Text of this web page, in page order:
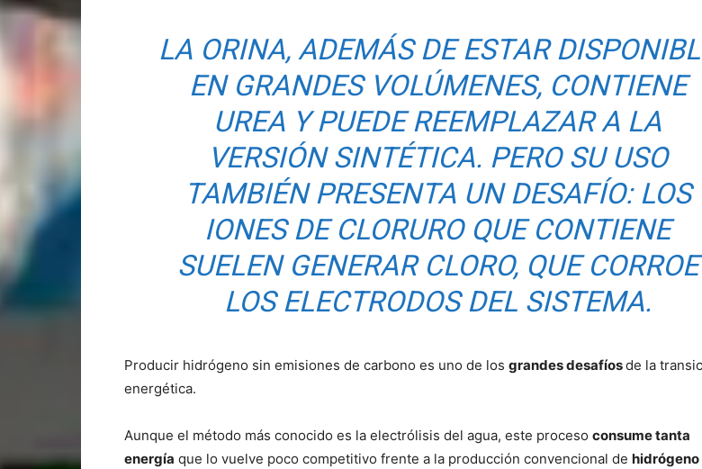
LA ORINA, ADEMÁS DE ESTAR
EN GRANDES VOLÚMENES, CONTIENE
UREA Y PUEDE REEMPLAZAR A LA
VERSIÓN SINTÉTICA. PERO SU USO
TAMBIÉN PRESENTA UN DESAFÍO: LOS
IONES DE CLORURO QUE CONTIENE
SUELEN GENERAR CLORO, QUE CORROE
LOS ELECTRODOS DEL SISTEMA.
Producir hidrógeno sin emisiones de carbono es uno de los grandes desafíosde la
energética.
Aunque el método más conocido es la electrólisis del agua, este proceso consume tanta
energía que lo vuelve poco competitivo frente a la producción convencional de hidrógeno